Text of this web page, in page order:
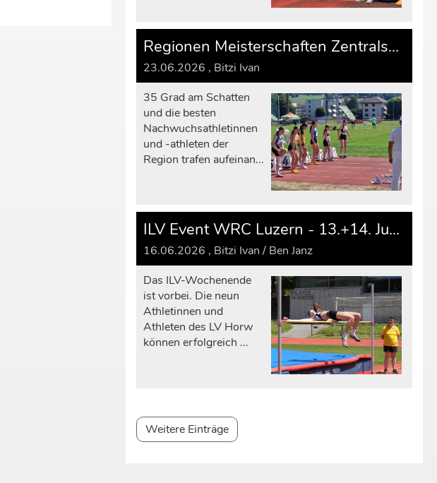
Regionen Meisterschaften Zentralschweiz Zofingen - 20.+ 21. Juni 2026
23.06.2026 , Bitzi Ivan
35 Grad am Schatten
und die besten
Nachwuchsathletinnen
und -athleten der
Region trafen aufeinan...
ILV Event WRC Luzern - 13.+14. Juni 2026
16.06.2026 , Bitzi Ivan / Ben Janz
Das ILV-Wochenende
ist vorbei. Die neun
Athletinnen und
Athleten des LV Horw
können erfolgreich ...
Weitere Einträge